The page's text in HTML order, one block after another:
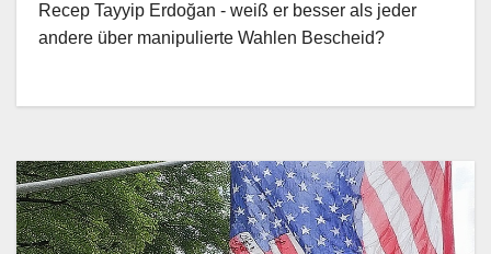
Recep Tayyip Erdoğan - weiß er besser als jeder
andere über manipulierte Wahlen Bescheid?